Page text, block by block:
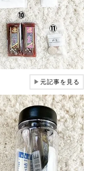
▶元記事を見る